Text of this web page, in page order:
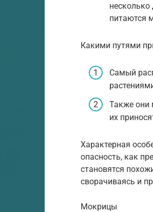
питаются
Какими путями
Самый
Также они
их
Характерная
опасность, как
становятся
сворачиваясь и
Мокрицы